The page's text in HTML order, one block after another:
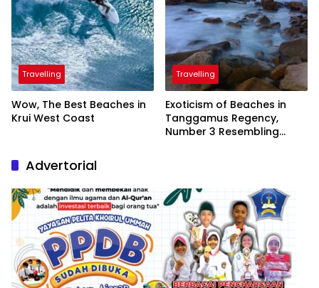
Travelling
Wow, The Best Beaches in
Krui West Coast
Travelling
Exoticism of Beaches in
Tanggamus Regency,
Number 3 Resembling
Advertorial